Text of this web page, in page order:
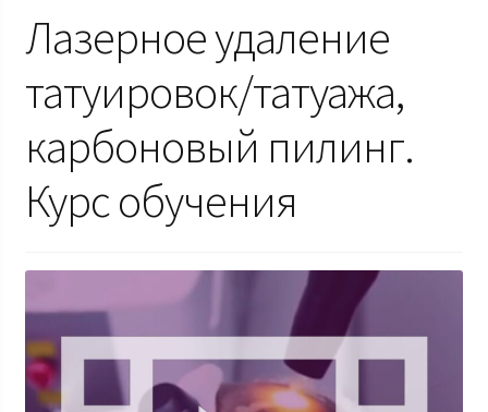
Лазерное удаление
татуировок/татуажа,
карбоновый пилинг.
Курс обучения